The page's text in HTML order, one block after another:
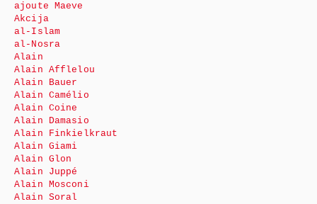
ajoute Maeve
Akcija
al-Islam
al-Nosra
Alain
Alain Afflelou
Alain Bauer
Alain Camélio
Alain Coine
Alain Damasio
Alain Finkielkraut
Alain Giami
Alain Glon
Alain Juppé
Alain Mosconi
Alain Soral